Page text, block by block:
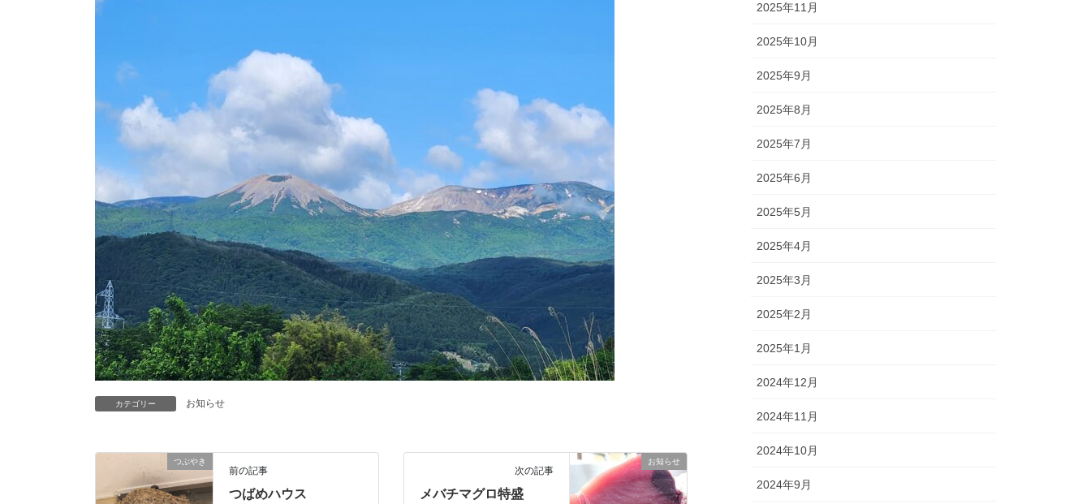
カテゴリー お知らせ
つぶやき
前の記事
つばめハウス
お知らせ
次の記事
メバチマグロ特盛
2025年11月
2025年10月
2025年9月
2025年8月
2025年7月
2025年6月
2025年5月
2025年4月
2025年3月
2025年2月
2025年1月
2024年12月
2024年11月
2024年10月
2024年9月